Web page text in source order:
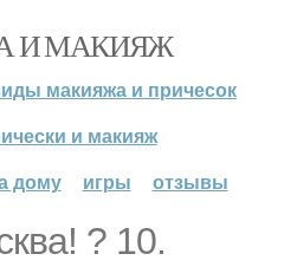
И МАКИЯЖ
макияжа и причесок
и макияж
дому
игры отзывы
? 10.